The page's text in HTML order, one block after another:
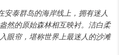
安泰群岛的海岸线上，拥有迷人
然的原始森林相互映衬。洁白柔
眼帘，堪称世界上最迷人的沙滩